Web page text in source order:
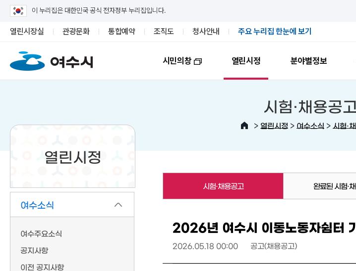
이 누리집은 대한민국 공식 전자정부 누리집입니다.
열린시장실 관광문화 통합예약 조직도 청사안내 주요 누리집 한눈에 보기
시민의창 열린시정 분야별정보
열린시정
여수소식
여수주요소식
공지사항
이전 공지사항
시험·채용공
> 열린시정 > 여수소식 > 시험·
시험·채용공고 완료된 시험·
2026년 여수시 이동노동자쉼터
2026.05.18 00:00 공고(채용공고)